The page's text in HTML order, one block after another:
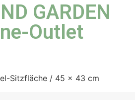
GARDEN
Outlet
Sitzfläche / 45 x 43 cm